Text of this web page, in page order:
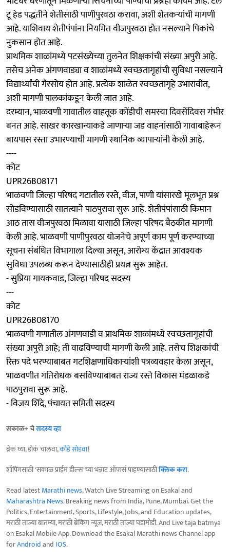
टू हेड पद्धतीने शेतीसाठी पाणीपुरवठा करावा, अशी शेतकऱ्यांची मागणी
आहे. याशिवाय शेतीपंपांना नियमित वीजपुरवठा होत नसल्याने पिकांचे
नुकसान होत आहे.
प्राथमिक शाळांमध्ये पटसंख्येच्या तुलनेत शिक्षकांची संख्या अपुरी आहे.
तसेच अनेक अंगणवाड्या व शाळांमध्ये स्वच्छतागृहांची सुविधा नसल्याने
विद्यार्थ्यांची गैरसोय होत आहे. प्रत्येक शाळेत स्वच्छतागृहे उभारावीत,
अशी मागणी पालकांकडून केली जात आहे.
दरम्यान, भाळवणी गावातील वाहतूक कोंडीची समस्या दिवसेंदिवस गंभीर
बनत आहे. साखर कारखान्याकडे जाणाऱ्या जड वाहनांसाठी गावाबाहेरून
बायपास रस्ता उभारण्याची मागणी स्थानिक व्यापाऱ्यांनी केली आहे.
----
कोट
UPR26B08171
भाळवणी जिल्हा परिषद गटातील रस्ते, वीज, पाणी यांसारखे मूलभूत प्रश्न
सोडविण्यासाठी सातत्याने पाठपुरावा सुरू आहे. शेतीपंपांसाठी किमान
आठ तास वीजपुरवठा मिळावा यासाठी जिल्हा परिषद बैठकीत मागणी
केली आहे. भाळवणी पाणीपुरवठा योजनेचे अपूर्ण काम पूर्ण करण्याच्या
सूचना संबंधित विभागाला दिल्या असून, आरोग्य केंद्रात आवश्यक
सुविधा उपलब्ध करून देण्यासाठीही प्रयत्न सुरू आहेत.
- सुप्रिया गायकवाड, जिल्हा परिषद सदस्य
---
कोट
UPR26B08170
भाळवणी गणातील अंगणवाडी व प्राथमिक शाळांमध्ये स्वच्छतागृहांची
संख्या अपुरी आहे; ती वाढविण्याची मागणी केली आहे. तसेच शिक्षकांची
रिक्त पदे भरण्याबाबत गटशिक्षणाधिकाऱ्यांशी पत्रव्यवहार केला असून,
भाळवणीत गतिरोधक बसविण्याबाबत राज्य रस्ते विकास मंडळाकडे
पाठपुरावा सुरू आहे.
- विजय शिंदे, पंचायत समिती सदस्य
सकाळ+ चेसदस्य व्हा
ब्रेक घ्या, डोकं चालवा,कोडे सोडवा!
शॉपिंगसाठी 'सकाळ प्राईम डील्स'च्या भन्नाट ऑफर्स पाहण्यासाठीक्लिक करा.
Read latestMarathi news, Watch Live Streaming on Esakal and
Maharashtra News. Breaking news from India, Pune, Mumbai. Get the
Politics, Entertainment, Sports, Lifestyle, Jobs, and Education updates,
मराठी ताज्या बातम्या, मराठी ब्रेकिंग न्यूज, मराठी ताज्या घडामोडी. And Live taja batmya
on Esakal Mobile App. Download the Esakal Marathi news Channel app
forAndroidand IOS.